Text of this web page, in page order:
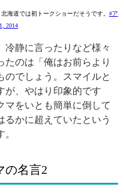
海道では初トークショーだそうです。 #ア
2014
冷静に言ったりなど様々
たのは「俺はお前らより
のでしょう。スマイルと
が、やはり印象的です
マをいとも簡単に倒して
るかに超えていたという
の名言2